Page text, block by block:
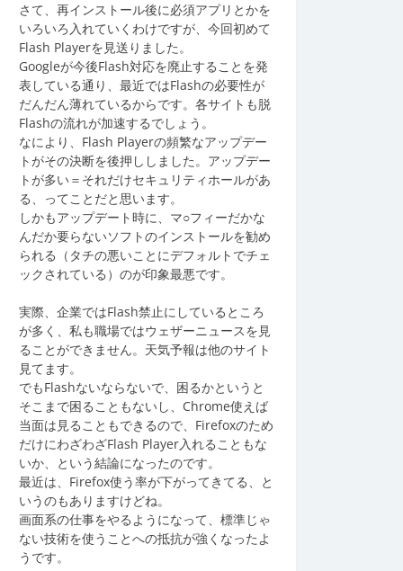
さて、再インストール後に必須アプリとかを
いろいろ入れていくわけですが、今回初めて
Flash Playerを見送りました。
Googleが今後Flash対応を廃止することを発
表している通り、最近ではFlashの必要性が
だんだん薄れているからです。各サイトも脱
Flashの流れが加速するでしょう。
なにより、Flash Playerの頻繁なアップデー
トがその決断を後押ししました。アップデー
トが多い＝それだけセキュリティホールがあ
る、ってことだと思います。
しかもアップデート時に、マ○フィーだかな
んだか要らないソフトのインストールを勧め
られる（タチの悪いことにデフォルトでチェ
ックされている）のが印象最悪です。
実際、企業ではFlash禁止にしているところ
が多く、私も職場ではウェザーニュースを見
ることができません。天気予報は他のサイト
見てます。
でもFlashないならないで、困るかというと
そこまで困ることもないし、Chrome使えば
当面は見ることもできるので、Firefoxのため
だけにわざわざFlash Player入れることもな
いか、という結論になったのです。
最近は、Firefox使う率が下がってきてる、と
いうのもありますけどね。
画面系の仕事をやるようになって、標準じゃ
ない技術を使うことへの抵抗が強くなったよ
うです。